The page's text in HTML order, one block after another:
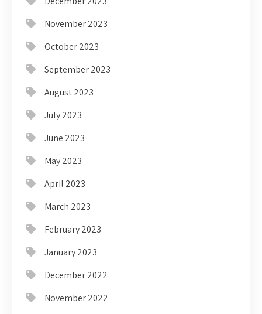
November 2023
October 2023
September 2023
August 2023
July 2023
June 2023
May 2023
April 2023
March 2023
February 2023
January 2023
December 2022
November 2022